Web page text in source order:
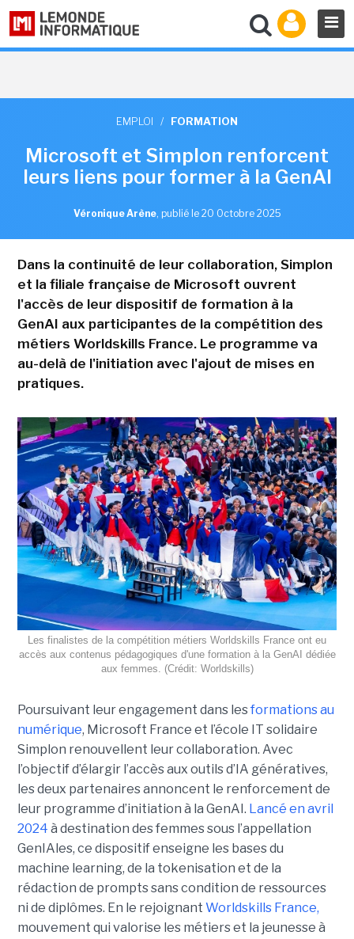
EMPLOI / FORMATION
Microsoft et Simplon renforcent
leurs liens pour former à la GenAI
Véronique Arène, publié le 20 Octobre 2025
Dans la continuité de leur collaboration, Simplon
et la filiale française de Microsoft ouvrent
l'accès de leur dispositif de formation à la
GenAI aux participantes de la compétition des
métiers Worldskills France. Le programme va
au-delà de l'initiation avec l'ajout de mises en
pratiques.
Les finalistes de la compétition métiers Worldskills France ont eu
accès aux contenus pédagogiques d'une formation à la GenAI dédiée
aux femmes. (Crédit: Worldskills)
Poursuivant leur engagement dans lesformations au
numérique, Microsoft France et l’école IT solidaire
Simplon renouvellent leur collaboration. Avec
l’objectif d’élargir l’accès aux outils d’IA génératives,
les deux partenaires annoncent le renforcement de
leur programme d’initiation à la GenAI. Lancé en avril
2024 à destination des femmes sous l’appellation
GenIAles, ce dispositif enseigne les bases du
machine learning, de la tokenisation et de la
rédaction de prompts sans condition de ressources
ni de diplômes. En le rejoignant Worldskills France,
mouvement qui valorise les métiers et la jeunesse à